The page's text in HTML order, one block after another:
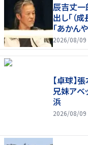
辰吉丈一
出し「（
「あかんや
2026/08/09
【卓球】
兄妹アベ
浜
2026/08/09